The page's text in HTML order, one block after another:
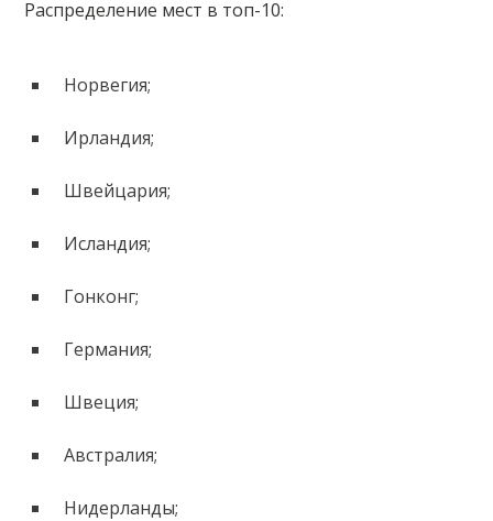
Распределение мест в топ-10:
Норвегия;
Ирландия;
Швейцария;
Исландия;
Гонконг;
Германия;
Швеция;
Австралия;
Нидерланды;